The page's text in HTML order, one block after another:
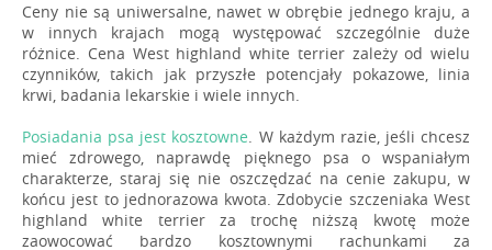
Ceny nie są uniwersalne, nawet w obrębie jednego kraju, a
w innych krajach mogą występować szczególnie duże
różnice. Cena West highland white terrier zależy od wielu
czynników, takich jak przyszłe potencjały pokazowe, linia
krwi, badania lekarskie i wiele innych.
Posiadania psa jest kosztowne. W każdym razie, jeśli chcesz
mieć zdrowego, naprawdę pięknego psa o wspaniałym
charakterze, staraj się nie oszczędzać na cenie zakupu, w
końcu jest to jednorazowa kwota. Zdobycie szczeniaka West
highland white terrier za trochę niższą kwotę może
zaowocować bardzo kosztownymi rachunkami za